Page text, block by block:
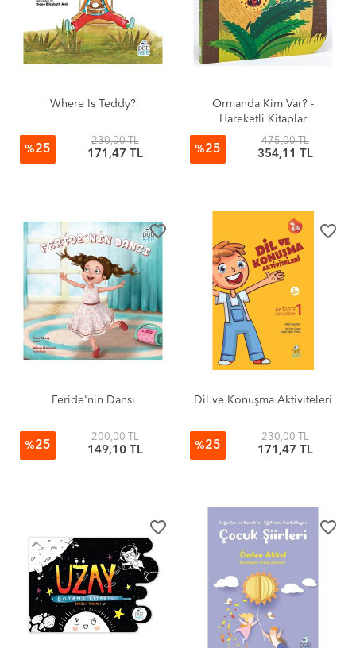
Where Is Teddy?
%25
230,00 TL
171,47 TL
Ormanda Kim Var? -
Hareketli Kitaplar
%25
475,00 TL
354,11 TL
favorite_border
Feride'nin Dansı
%25
200,00 TL
149,10 TL
favorite_border
Dil ve Konuşma Aktiviteleri
%25
230,00 TL
171,47 TL
favorite_border favorite_border